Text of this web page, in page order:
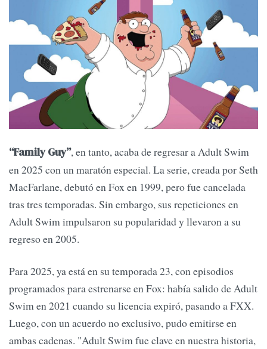
“Family Guy”, en tanto, acaba de regresar a Adult Swim
en 2025 con un maratón especial. La serie, creada por Seth
MacFarlane, debutó en Fox en 1999, pero fue cancelada
tras tres temporadas. Sin embargo, sus repeticiones en
Adult Swim impulsaron su popularidad y llevaron a su
regreso en 2005.
Para 2025, ya está en su temporada 23, con episodios
programados para estrenarse en Fox: había salido de Adult
Swim en 2021 cuando su licencia expiró, pasando a FXX.
Luego, con un acuerdo no exclusivo, pudo emitirse en
ambas cadenas. "Adult Swim fue clave en nuestra historia,